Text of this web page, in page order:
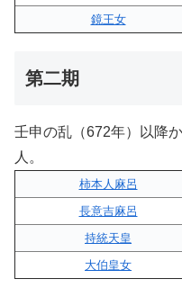
鏡王女
第二期
壬申の乱（672年）以降
人。
柿本人麻呂
長意吉麻呂
持統天皇
大伯皇女